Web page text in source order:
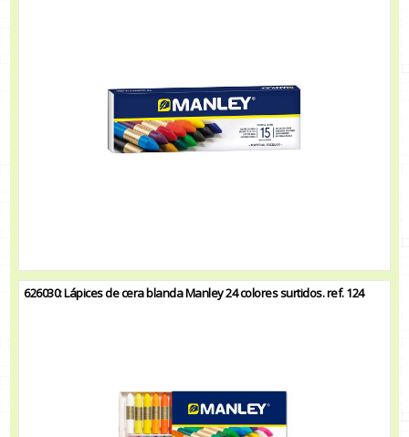
626030: Lápices de cera blanda Manley 24 colores surtidos. ref. 124